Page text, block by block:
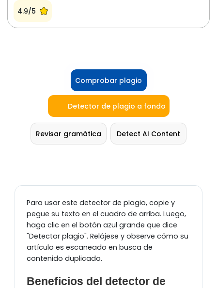
4.9/5
Comprobar plagio
Detector de plagio a fondo
Revisar gramática Detect AI Content
Para usar este detector de plagio, copie y
pegue su texto en el cuadro de arriba. Luego,
haga clic en el botón azul grande que dice
"Detectar plagio". Relájese y observe cómo su
artículo es escaneado en busca de
contenido duplicado.
Beneficios del detector de